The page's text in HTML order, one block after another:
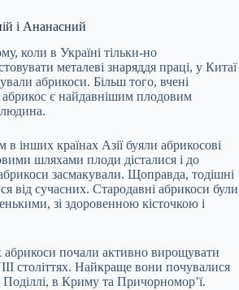
і Ананасний
коли в Україні тільки-но
металеві знаряддя праці, у Китаї
абрикоси. Більш того, вчені
є найдавнішим плодовим
інших країнах Азії буяли абрикосові
шляхами плоди дісталися і до
засмакували. Щоправда, тодішні
від сучасних. Стародавні абрикоси були
зі здоровенною кісточкою і
абрикоси почали активно вирощувати
століттях. Найкраще вони почувалися
Поділлі, в Криму та Причорномор’ї.